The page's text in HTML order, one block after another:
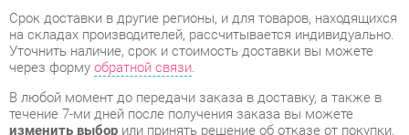
В любой момент до передачи заказа в доставку, а также в
течение 7-ми дней после получения заказа вы можете
изменить выборили принять решение об отказе от покупки.
Несмотря на качественную упаковку, готовые комплекты
могут быть повреждены при транспортировке. Если Вы
заметили дефект при приёме - мы заменим поврежденную
деталь.Повторная доставкатовара -бесплатна.